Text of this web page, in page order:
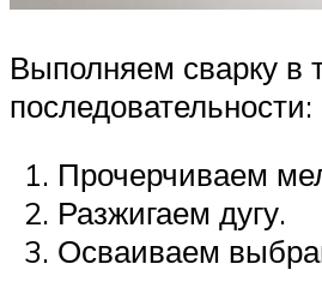
Выполняем сварку в
последовательности:
Прочерчиваем
Разжигаем дугу.
Осваиваем